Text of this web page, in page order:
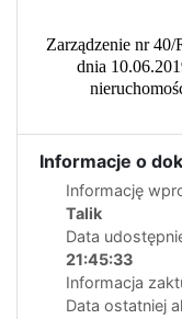
Zarządzenie nr
dnia
Informacje o
Informację
Talik
Data
21:45:33
Informacja
Data ostatniej